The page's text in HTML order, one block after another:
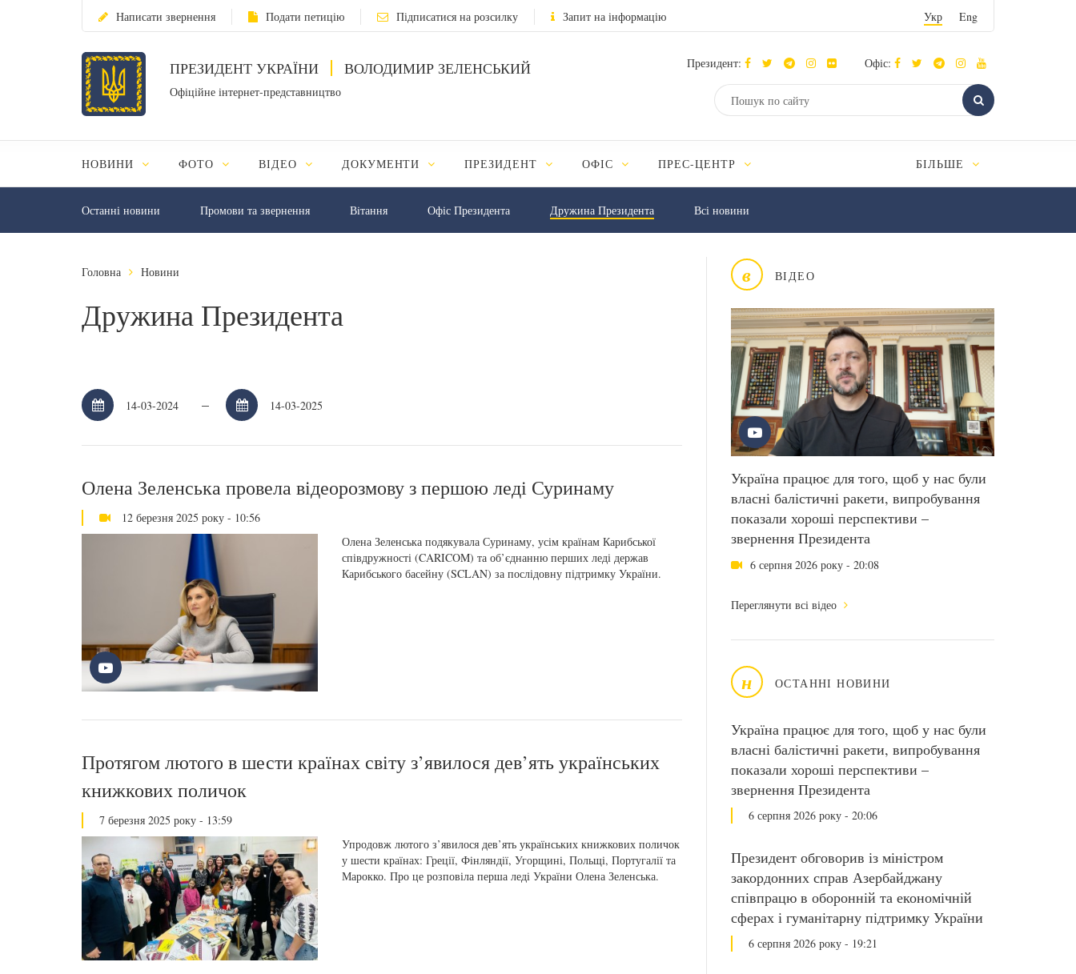
Написати звернення Подати петицію Підписатися на розсилку Запит на інформацію Укр Eng
ПРЕЗИДЕНТ УКРАЇНИ ВОЛОДИМИР ЗЕЛЕНСЬКИЙ
Офіційне інтернет-представництво
Президент: Офіс:
НОВИНИ ФОТО ВІДЕО ДОКУМЕНТИ ПРЕЗИДЕНТ ОФІС ПРЕС-ЦЕНТР БІЛЬШЕ
Останні новини Промови та звернення Вiтання Офіс Президента Дружина Президента Всі новини
в ВІДЕО
Україна працює для того, щоб у нас були
власні балістичні ракети, випробування
показали хороші перспективи –
звернення Президента
6 серпня 2026 року - 20:08
Переглянути всі відео
н ОСТАННІ НОВИНИ
Україна працює для того, щоб у нас були
власні балістичні ракети, випробування
показали хороші перспективи –
звернення Президента
6 серпня 2026 року - 20:06
Президент обговорив із міністром
закордонних справ Азербайджану
співпрацю в оборонній та економічній
сферах і гуманітарну підтримку України
6 серпня 2026 року - 19:21
Головна Новини
Дружина Президента
–
Олена Зеленська провела відеорозмову з першою леді Суринаму
12 березня 2025 року - 10:56
Олена Зеленська подякувала Суринаму, усім країнам Карибської
співдружності (CARICOM) та об’єднанню перших леді держав
Карибського басейну (SCLAN) за послідовну підтримку України.
Протягом лютого в шести країнах світу з’явилося дев’ять українських
книжкових поличок
7 березня 2025 року - 13:59
Упродовж лютого з’явилося дев’ять українських книжкових поличок
у шести країнах: Греції, Фінляндії, Угорщині, Польщі, Португалії та
Марокко. Про це розповіла перша леді України Олена Зеленська.